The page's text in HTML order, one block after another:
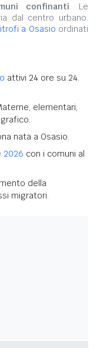
confinanti. Le
dal centro urbano.
a Osasio ordinati
attivi 24 ore su 24.
elementari,
nata a Osasio.
2026 con i comuni al
della
migratori.